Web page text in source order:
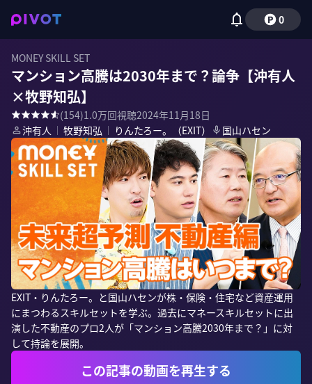
0
MONEY SKILL SET
マンション高騰は2030年まで？論争【沖有人
×牧野知弘】
(154)1.0万回視聴2024年11月18日
沖有人 ｜ 牧野知弘 ｜ りんたろー。（EXIT） 国山ハセン
EXIT・りんたろー。と国山ハセンが株・保険・住宅など資産運用
にまつわるスキルセットを学ぶ。過去にマネースキルセットに出
演した不動産のプロ2人が「マンション高騰2030年まで？」に対
して持論を展開。
この記事の動画を再生する